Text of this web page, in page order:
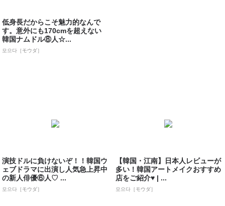
低身長だからこそ魅力的なんで
す。意外にも170cmを超えない
韓国ナムドル⑧人☆...
모으다［モウダ］
演技ドルに負けないぞ！！韓国ウ
ェブドラマに出演し人気急上昇中
の新人俳優⑥人♡ ...
모으다［モウダ］
【韓国・江南】日本人レビューが
多い！韓国アートメイクおすすめ
店をご紹介♥ | ...
모으다［モウダ］